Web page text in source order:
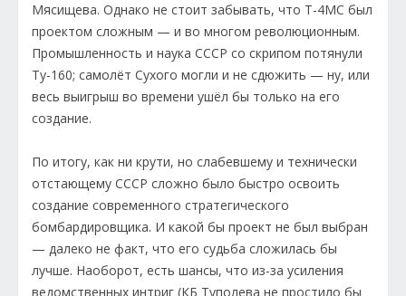
Мясищева. Однако не стоит забывать, что Т-4МС был
проектом сложным — и во многом революционным.
Промышленность и наука СССР со скрипом потянули
Ту-160; самолёт Сухого могли и не сдюжить — ну, или
весь выигрыш во времени ушёл бы только на его
создание.
По итогу, как ни крути, но слабевшему и технически
отстающему СССР сложно было быстро освоить
создание современного стратегического
бомбардировщика. И какой бы проект не был выбран
— далеко не факт, что его судьба сложилась бы
лучше. Наоборот, есть шансы, что из-за усиления
ведомственных интриг (КБ Туполева не простило бы